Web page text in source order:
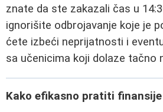
znate da ste zakazali čas u
ignorišite odbrojavanje koje je
ćete izbeći neprijatnosti i
sa učenicima koji dolaze tačno
Kako efikasno pratiti